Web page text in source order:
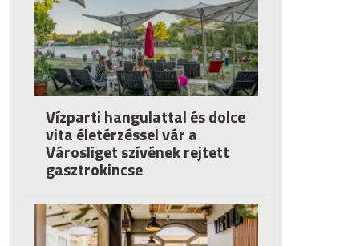
Vízparti hangulattal és dolce
vita életérzéssel vár a
Városliget szívének rejtett
gasztrokincse